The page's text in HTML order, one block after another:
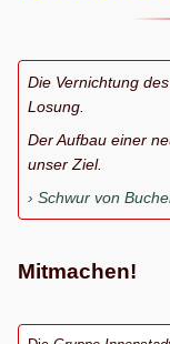
Die Vernichtung
Losung.
Der Aufbau einer
unser Ziel.
Schwur von
Mitmachen!